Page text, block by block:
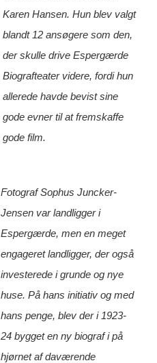
Karen Hansen. Hun blev valgt
blandt 12 ansøgere som den,
der skulle drive Espergærde
Biografteater videre, fordi hun
allerede havde bevist sine
gode evner til at fremskaffe
gode film.
Fotograf Sophus Juncker-
Jensen var landligger i
Espergærde, men en meget
engageret landligger, der også
investerede i grunde og nye
huse. På hans initiativ og med
hans penge, blev der i 1923-
24 bygget en ny biograf i på
hjørnet af daværende